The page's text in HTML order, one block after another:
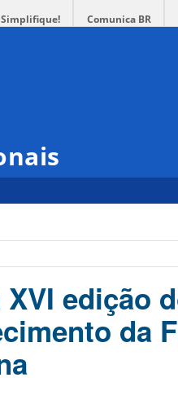
Simplifique! Comunica BR
edição
da